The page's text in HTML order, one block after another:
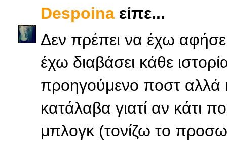
Despoina είπε...
Δεν πρέπει να έχω
έχω διαβάσει κάθε
προηγούμενο ποστ αλλά
κατάλαβα γιατί αν κάτι
μπλογκ (τονίζω το